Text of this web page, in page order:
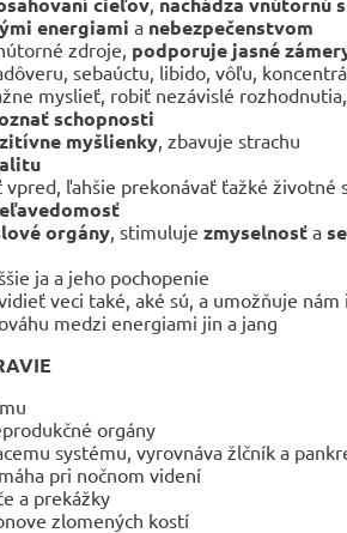
energiami a nebezpečenstvom
zdroje, podporuje jasné
sebaúctu, libido, vôľu,
myslieť, robiť nezávislé
schopnosti
myšlienky , zbavuje strachu
vpred, ľahšie prekonávať ťažké životné
orgány , stimuluje zmyselnosť a
ja a jeho pochopenie
veci také, aké sú, a umožňuje
medzi energiami jin a jang
orgány
systému, vyrovnáva žlčník a
pri nočnom videní
a prekážky
zlomených kostí